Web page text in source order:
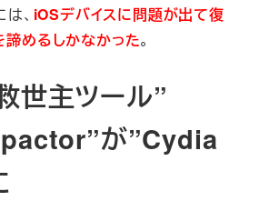
は、 iOSデバイスに問題が出て復
めるしかなかった。
世主ツール”
が”Cydia